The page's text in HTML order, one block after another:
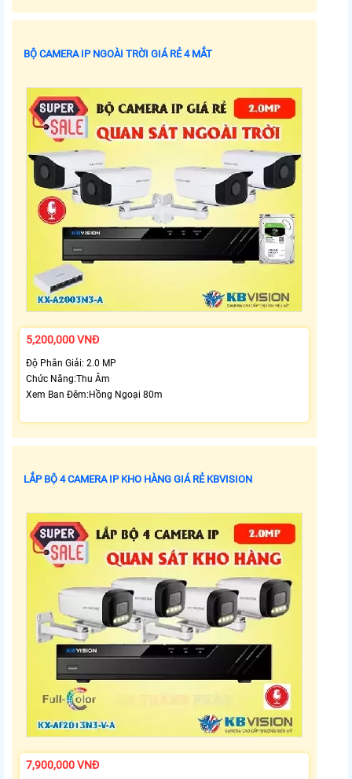
BỘ CAMERA IP NGOÀI TRỜI GIÁ RẺ 4 MẮT
5,200,000 VNĐ
Độ Phân Giải: 2.0 MP
Chức Năng:Thu Âm
Xem Ban Đêm:Hồng Ngoại 80m
LẮP BỘ 4 CAMERA IP KHO HÀNG GIÁ RẺ KBVISION
7,900,000 VNĐ